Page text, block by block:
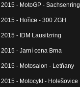
2015 - MotoGP - Sachsenring
2015 - Hořice - 300 ZGH
2015 - IDM Lausitzring
2015 - Jarní cena Brna
2015 - Motosalon - Letňany
2015 - Motocykl - Holešovice